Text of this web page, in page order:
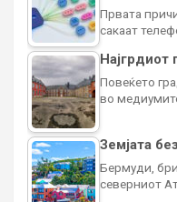
Првата
сакаат
Најгрдиот
Повеќето
во
Земјата
Бермуди,
северниот